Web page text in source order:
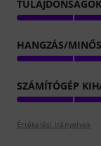
TULAJDONSAGOK
HANGZÁS/
SZÁMÍTÓGÉP
Értékelési irányelvek